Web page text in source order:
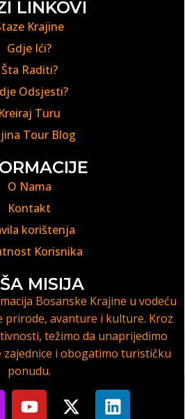
LINKOVI
Krajine
Gdje Ići?
Šta Raditi?
Odsjesti?
Kreiraj Turu
Tour Blog
O Nama
Kontakt
korištenja
Korisnika
MISIJA
Bosanske Krajine u vodeću
prirode, avanture i kulture. Kroz
težimo da unaprijedimo
i obogatimo turističku
ponudu.